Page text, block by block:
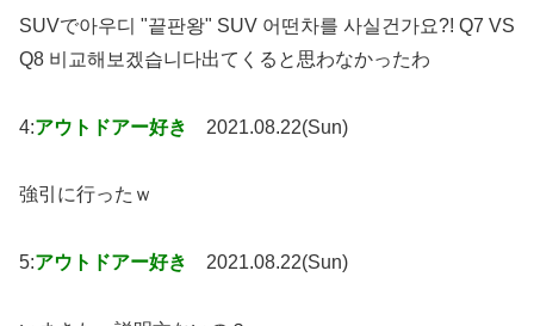
SUVで아우디 "끝판왕" SUV 어떤차를 사실건가요?! Q7 VS
Q8 비교해보겠습니다出てくると思わなかったわ
4:アウトドアー好き 2021.08.22(Sun)
強引に行ったｗ
5:アウトドアー好き 2021.08.22(Sun)